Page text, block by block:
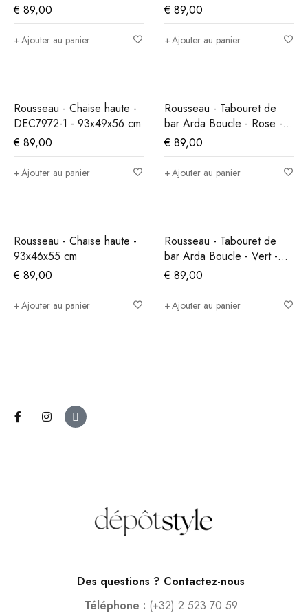
€ 89,00
Ajouter au panier
€ 89,00
Ajouter au panier
Rousseau - Chaise haute -
DEC7972-1 - 93x49x56 cm
€ 89,00
Ajouter au panier
Rousseau - Tabouret de
bar Arda Boucle - Rose -
86x49x46 cm
€ 89,00
Ajouter au panier
Rousseau - Chaise haute -
93x46x55 cm
€ 89,00
Ajouter au panier
Rousseau - Tabouret de
bar Arda Boucle - Vert -
86x49x46 cm
€ 89,00
Ajouter au panier
Des questions ? Contactez-nous
Téléphone : (+32) 2 523 70 59